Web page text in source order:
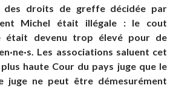
des droits de greffe décidée par
Michel était illégale : le cout
était devenu trop élevé pour de
Les associations saluent cet
haute Cour du pays juge que le
juge ne peut être démesurément